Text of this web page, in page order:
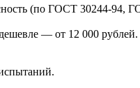
(по ГОСТ 30244-94,
— от 12 000